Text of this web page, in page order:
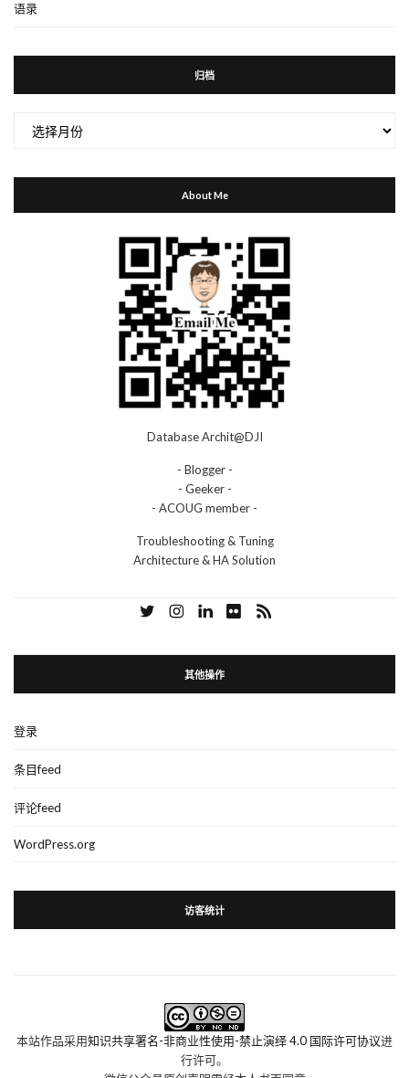
语录
归档
About Me
Database Archit@DJI
- Blogger -
- Geeker -
- ACOUG member -
Troubleshooting & Tuning
Architecture & HA Solution
其他操作
登录
条目feed
评论feed
WordPress.org
访客统计
本站作品采用知识共享署名-非商业性使用-禁止演绎 4.0 国际许可协议进
行许可。